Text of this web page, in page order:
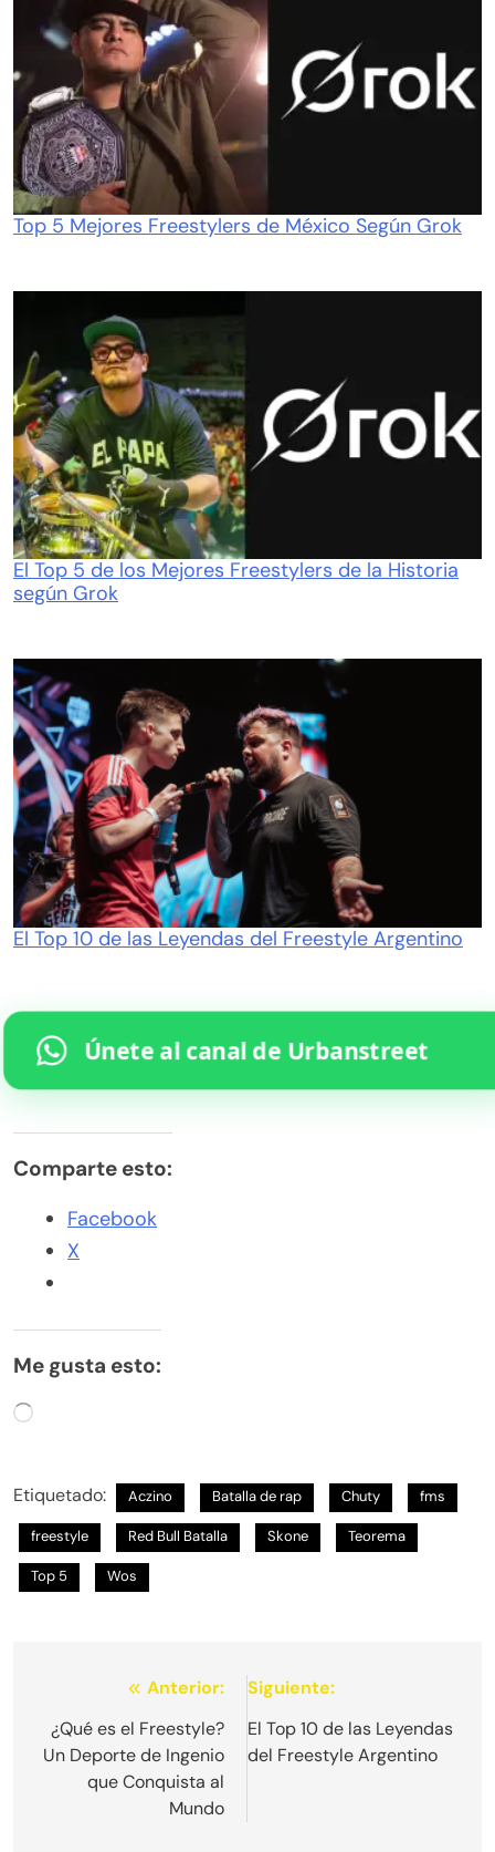
Top 5 Mejores Freestylers de México Según Grok
El Top 5 de los Mejores Freestylers de la Historia
según Grok
El Top 10 de las Leyendas del Freestyle Argentino
Únete al canal de Urbanstreet
Comparte esto:
Facebook
X
Me gusta esto:
Cargando...
Etiquetado: Aczino Batalla de rap Chuty fms
freestyle Red Bull Batalla Skone Teorema
Top 5 Wos
Navegación
de
entradas
Anterior:
¿Qué es el Freestyle?
Un Deporte de Ingenio
que Conquista al
Mundo
Siguiente:
El Top 10 de las Leyendas
del Freestyle Argentino